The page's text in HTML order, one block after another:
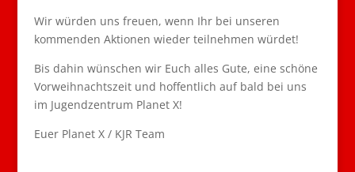
Wir würden uns freuen, wenn Ihr bei unseren
kommenden Aktionen wieder teilnehmen würdet!
Bis dahin wünschen wir Euch alles Gute, eine schöne
Vorweihnachtszeit und hoffentlich auf bald bei uns
im Jugendzentrum Planet X!
Euer Planet X / KJR Team